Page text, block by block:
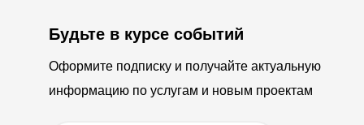
Будьте в курсе событий
Оформите подписку и получайте актуальную
информацию по услугам и новым проектам